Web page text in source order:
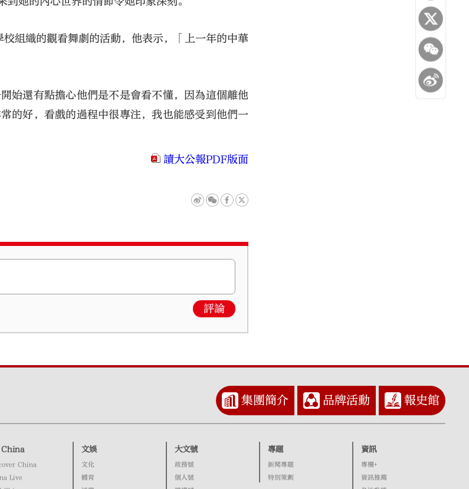
組織的觀看舞劇的活動，他表示，「上一年的中華
始還有點擔心他們是不是會看不懂，因為這個離他
的好，看戲的過程中很專注，我也能感受到他們一
讀大公報PDF版面
評論
集團簡介 品牌活動 報史館
China
China
Live
文娛
文化
體育
大文號
政務號
個人號
專題
新聞專題
特別策劃
資訊
專欄+
資訊推薦